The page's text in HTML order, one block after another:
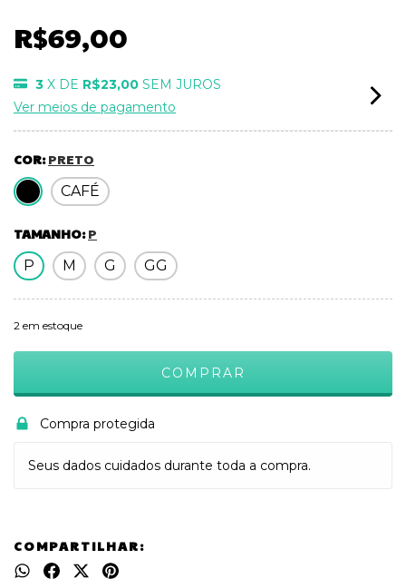
R$69,00
3 X DE R$23,00 SEM JUROS
Ver meios de pagamento
COR:PRETO
CAFÉ
TAMANHO:P
P M G GG
2 em estoque
Compra protegida
Seus dados cuidados durante toda a compra.
COMPARTILHAR: